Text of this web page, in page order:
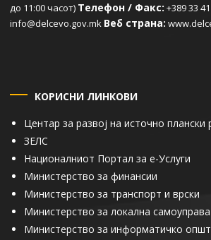
до 11:00 часот) Телефон / Факс: +389 33
info@delcevo.gov.mk Веб страна:
КОРИСНИ ЛИНКОВИ
Центар за развој на источно плански
ЗЕЛС
Националниот Портал за е-Услуги
Министерство за финансии
Министерство за транспорт и врски
Министерство за локална самоуправа
Министерство за информатичко